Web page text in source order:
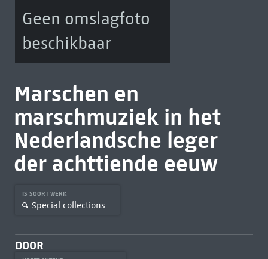
Geen omslagfoto
beschikbaar
Marschen en
marschmuziek in het
Nederlandsche leger
der achttiende eeuw
IS SOORT WERK
Special collections
DOOR